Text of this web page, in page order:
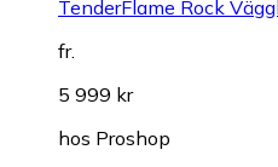
TenderFlame Rock
fr.
5 999 kr
hos Proshop